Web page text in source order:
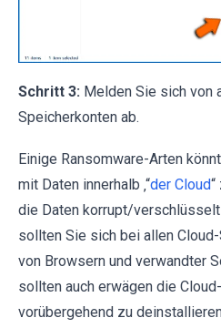
Schritt 3: Melden Sie sich von
Speicherkonten ab.
Einige Ransomware-Arten
mit Daten innerhalb ‚“der Cloud
die Daten korrupt/
sollten Sie sich bei allen
von Browsern und verwandter
sollten auch erwägen die
vorübergehend zu